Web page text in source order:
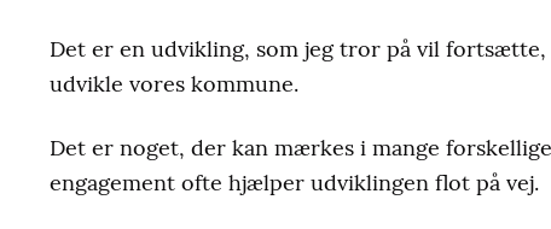
Det er en udvikling, som jeg tror på vil
udvikle vores kommune.
Det er noget, der kan mærkes i mange
engagement ofte hjælper udviklingen flot på vej.